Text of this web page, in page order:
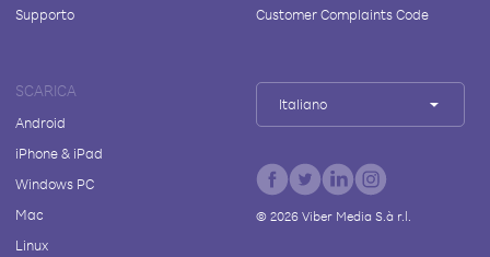
Supporto
Customer Complaints Code
SCARICA
Android
iPhone & iPad
Windows PC
Mac
Linux
Italiano
© 2026Viber Media S.à r.l.